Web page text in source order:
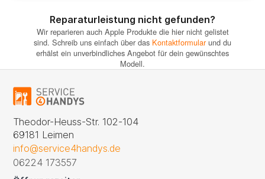
Reparaturleistung nicht gefunden?
Wir reparieren auch Apple Produkte die hier nicht gelistet
sind. Schreib uns einfach über das Kontaktformularund du
erhälst ein unverbindliches Angebot für dein gewünschtes
Modell.
Theodor-Heuss-Str. 102-104
69181 Leimen
info@service4handys.de
06224 173557